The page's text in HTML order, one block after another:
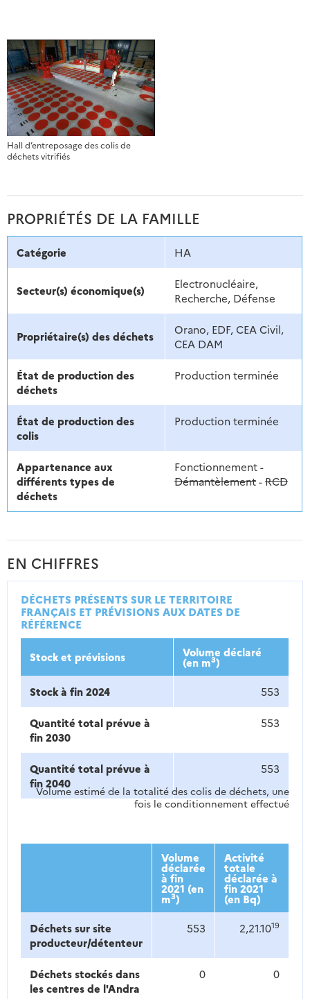
Hall d’entreposage des colis de
déchets vitrifiés
PROPRIÉTÉS DE LA FAMILLE
Catégorie HA
Secteur(s) économique(s)
Electronucléaire,
Recherche, Défense
Propriétaire(s) des déchets
Orano, EDF, CEA Civil,
CEA DAM
État de production des
déchets
Production terminée
État de production des
colis
Production terminée
Appartenance aux
différents types de
déchets
Fonctionnement -
Démantèlement-RCD
EN CHIFFRES
DÉCHETS PRÉSENTS SUR LE TERRITOIRE
FRANÇAIS ET PRÉVISIONS AUX DATES DE
RÉFÉRENCE
Stock et prévisions Volume déclaré
(en m3)
Stock à fin 2024
553
Quantité total prévue à
fin 2030
553
Quantité total prévue à
fin 2040
553
Volume estimé de la totalité des colis de déchets, une
fois le conditionnement effectué
Volume
déclarée
à fin
2021 (en
m3)
Activité
totale
déclarée à
fin 2021
(en Bq)
Déchets sur site
producteur/détenteur
553 2,21.1019
Déchets stockés dans
les centres de l'Andra
0 0